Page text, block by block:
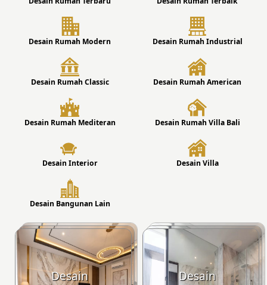
Desain Rumah Modern Desain Rumah Industrial
Desain Rumah Classic Desain Rumah American
Desain Rumah Mediteran Desain Rumah Villa Bali
Desain Interior Desain Villa
Desain Bangunan Lain
Desain
Desain